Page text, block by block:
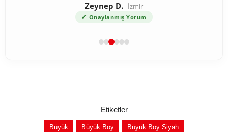
Zeynep D. İzmir
✔ Onaylanmış Yorum
Etiketler
Büyük Büyük Boy Büyük Boy Siyah